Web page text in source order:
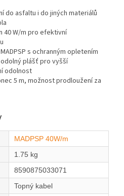
do asfaltu i do jiných materiálů
40 W/m pro efektivní
s ochranným opletením
plášť pro vyšší
odolnost
5 m, možnost prodloužení za
MADPSP 40W/m
1.75 kg
8590875033071
Topný kabel